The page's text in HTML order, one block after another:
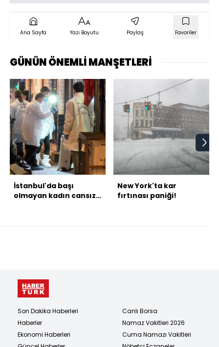
Ana Sayfa Yazı Boyutu Paylaş Favoriler
GÜNÜN ÖNEMLİ MANŞETLERİ
İstanbul'da başı
olmayan kadın cansız
New York'ta kar
fırtınası paniği!
Son Dakika Haberleri
Haberler
Ekonomi Haberleri
Canlı Borsa
Namaz Vakitleri 2026
Cuma Namazı Vakitleri